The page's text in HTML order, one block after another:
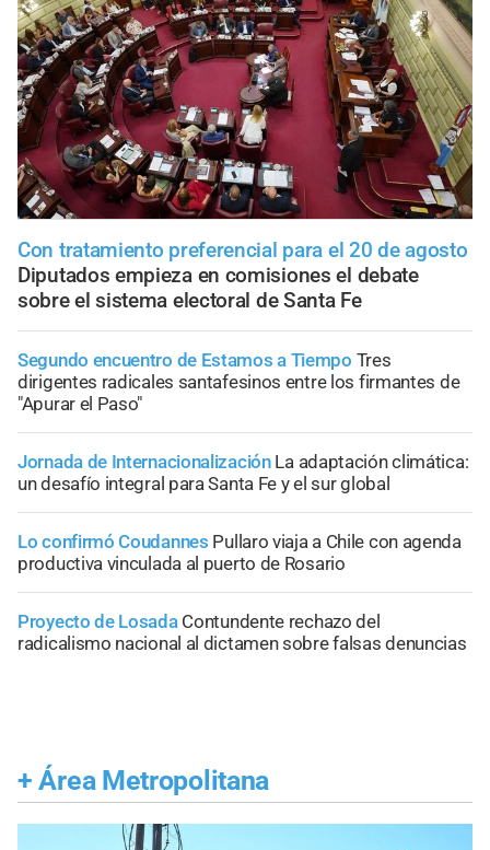
Con tratamiento preferencial para el 20 de agosto
Diputados empieza en comisiones el debate
sobre el sistema electoral de Santa Fe
Segundo encuentro de Estamos a Tiempo Tres
dirigentes radicales santafesinos entre los firmantes de
"Apurar el Paso"
Jornada de Internacionalización La adaptación climática:
un desafío integral para Santa Fe y el sur global
Lo confirmó Coudannes Pullaro viaja a Chile con agenda
productiva vinculada al puerto de Rosario
Proyecto de Losada Contundente rechazo del
radicalismo nacional al dictamen sobre falsas denuncias
+ Área Metropolitana